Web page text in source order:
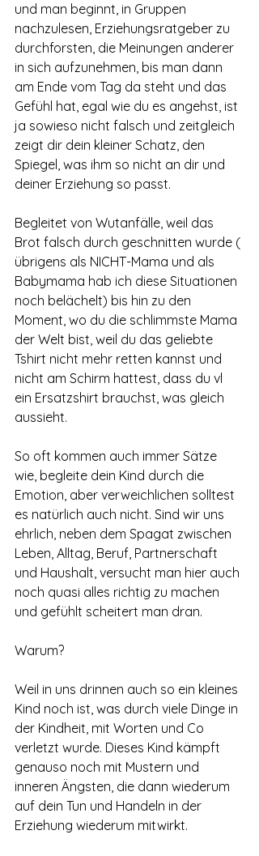
und man beginnt, in Gruppen
nachzulesen, Erziehungsratgeber zu
durchforsten, die Meinungen anderer
in sich aufzunehmen, bis man dann
am Ende vom Tag da steht und das
Gefühl hat, egal wie du es angehst, ist
ja sowieso nicht falsch und zeitgleich
zeigt dir dein kleiner Schatz, den
Spiegel, was ihm so nicht an dir und
deiner Erziehung so passt.
Begleitet von Wutanfälle, weil das
Brot falsch durch geschnitten wurde (
übrigens als NICHT-Mama und als
Babymama hab ich diese Situationen
noch belächelt) bis hin zu den
Moment, wo du die schlimmste Mama
der Welt bist, weil du das geliebte
Tshirt nicht mehr retten kannst und
nicht am Schirm hattest, dass du vl
ein Ersatzshirt brauchst, was gleich
aussieht.
So oft kommen auch immer Sätze
wie, begleite dein Kind durch die
Emotion, aber verweichlichen solltest
es natürlich auch nicht. Sind wir uns
ehrlich, neben dem Spagat zwischen
Leben, Alltag, Beruf, Partnerschaft
und Haushalt, versucht man hier auch
noch quasi alles richtig zu machen
und gefühlt scheitert man dran.
Warum?
Weil in uns drinnen auch so ein kleines
Kind noch ist, was durch viele Dinge in
der Kindheit, mit Worten und Co
verletzt wurde. Dieses Kind kämpft
genauso noch mit Mustern und
inneren Ängsten, die dann wiederum
auf dein Tun und Handeln in der
Erziehung wiederum mitwirkt.